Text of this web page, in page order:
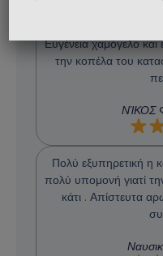
Ευγένεια χαμόγελο
την κοπέλα του
ΝΊΚΟΣ
Πολύ εξυπηρετική η
πολύ υπομονή γιατί
κάτι . Απίστευτα